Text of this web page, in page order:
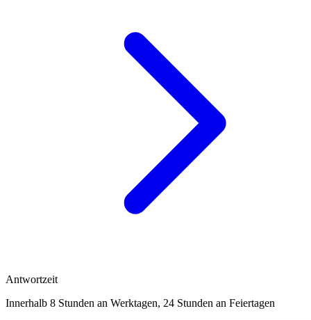
Antwortzeit
Innerhalb 8 Stunden an Werktagen, 24 Stunden an Feiertagen